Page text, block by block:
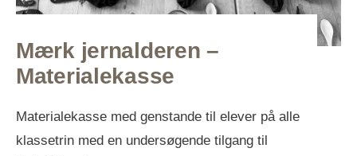
Mærk jernalderen –
Materialekasse
Materialekasse med genstande til elever på alle
klassetrin med en undersøgende tilgang til